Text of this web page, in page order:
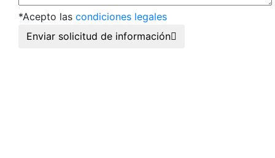
*Acepto las condiciones legales
Enviar solicitud de información